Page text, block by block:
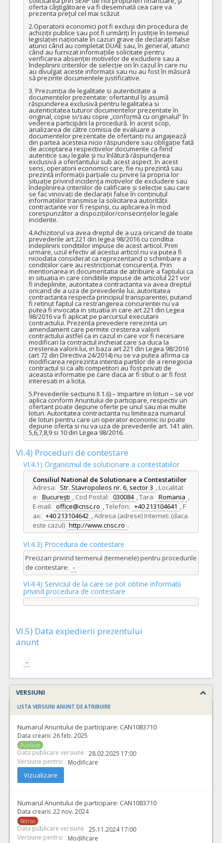
oferta câştigătoare va fi desemnată cea care va
prezenta preţul cel mai scăzut
2.Operatorii economici pot fi excluși din procedura de
achiziții publice sau pot fi urmăriți în justiție în temeiul
legislației naționale în cazuri grave de declarații false
atunci când au completat DUAE sau, în general, atunci
când au furnizat informațiile solicitate pentru
verificarea absenței motivelor de excludere sau a
îndeplinirii criteriilor de selecție ori în cazul în care nu
au divulgat aceste informații sau nu au fost în măsură
să prezinte documentele justificative.
3. Prezumția de legalitate si autenticitate a
documentelor prezentate: ofertantul își asumă
răspunderea exclusivă pentru legalitatea si
autenticitatea tuturor documentelor prezentate în
original, copie si/sau copie „conformă cu originalul” în
vederea participării la procedură. În acest scop,
analizarea de către comisia de evaluare a
documentelor prezentate de ofertanți nu angajează
din partea acesteia nicio răspundere sau obligație fată
de acceptarea respectivelor documente ca fiind
autentice sau legale și nu înlătură răspunderea
exclusivă a ofertantului sub acest aspect. În acest
sens, operatorii economici care, fie nu prezintă sau
prezintă informații parțiale cu privire la propria lor
situație privind incidența motivelor de excludere sau
îndeplinirea criteriilor de calificare și selecție sau care
se fac vinovați de declarații false în conținutul
informațiilor transmise la solicitarea autorității
contractante vor fi respinși, cu aplicarea în mod
corespunzător a dispozițiilor/consecințelor legale
incidente.
4.Achizitorul va avea dreptul de a uza oricand de toate
prevederile art 221 din legea 98/2016 cu conditia
indeplinirii conditiilor impuse de acest articol. Prim
urmare, uzul efectiv al acestui articol nu va putea fi
niciodata considerat ca reprezentand o schimbare a
condițiilor care au restricționat concurența. Prin
mentionarea in documentatia de atribuire a faptului ca
in situatia in care conditiile impuse de articolul 221 vor
fi indeplinite, autoritatea contractanta va avea dreptul
oricand de a uza de prevederile lui, autoritatea
contractanta respecta principiul transparentei, putand
fi retinut faptul ca restrangerea concurentei nu va
putea fi invocata in situatia in care art 221 din Legea
98/2016 va fi aplicat pe parcursul executarii
contractului. Prezenta prevedere rerezinta un
amendament care permite cresterea valorii
contractului astfel ca in cazul in care vor fi necesare
modificari la contractul incheiat care sa duca la
cresterea valorii lui, in baza art 221 din Legea 98/2016
(art 72 din Directiva 24/2014) nu se va putea afirma ca
modificarea reprezinta intentia partilor de a renegocia
contractul si ca alti competitori au fost privati de
aceasta informatie pe care daca ar fi stiut o ar fi fost
interesati in a licita.
5.Prevederile sectiunii II.1.6) – Impartire in loturi – se vor
aplica conform Anuntului de participare, respectiv un
ofertant poate depune oferte pe unul sau mai multe
loturi. Autoritatea contractanta nu limiteaza numarul
de loturi pentru care un operator economic isi poate
depune oferta si nu va uza de prevederile art. 141 alin.
5,6,7,8,9 si 10 din Legea 98/2016.
VI.4) Proceduri de contestare
VI.4.1) Organismul de solutionare a contestatiilor
Consiliul National de Solutionare a Contestatiilor
Adresa: Str. Stavropoleos nr. 6, sector 3 , Localitat
e: București , Cod Postal: 030084 ,Tara: Romania ,
E-mail: office@cnsc.ro ,Telefon: +40 213104641 , F
ax: +40 213104642 ,Adresa (adrese) Internet: (daca
este cazul) http://www.cnsc.ro .
VI.4.3) Procedura de contestare
Precizari privind termenul (termenele) pentru procedurile
de contestare: -
VI.4.4) Serviciul de la care se pot obtine informatii
privind procedura de contestare
VI.5) Data expedierii prezentului
anunt
-
VERSIUNI
LISTA VERSIUNI ANUNT DE ATRIBUIRE
Numarul Anuntului de participare: CAN1083710
Data crearii: 26 feb. 2025
Publicat
Data publicare versiune : 28.02.2025 17:00
Versiune pentru: : Modificare
Vizualizare
Numarul Anuntului de participare: CAN1083710
Data crearii: 22 nov. 2024
Retras
Data publicare versiune : 25.11.2024 17:00
Versiune pentru: : Modificare